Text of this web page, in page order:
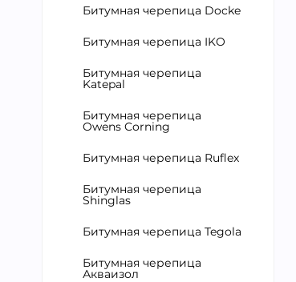
Битумная черепица Docke
Битумная черепица IKO
Битумная черепица
Katepal
Битумная черепица
Owens Corning
Битумная черепица Ruflex
Битумная черепица
Shinglas
Битумная черепица Tegola
Битумная черепица
Акваизол